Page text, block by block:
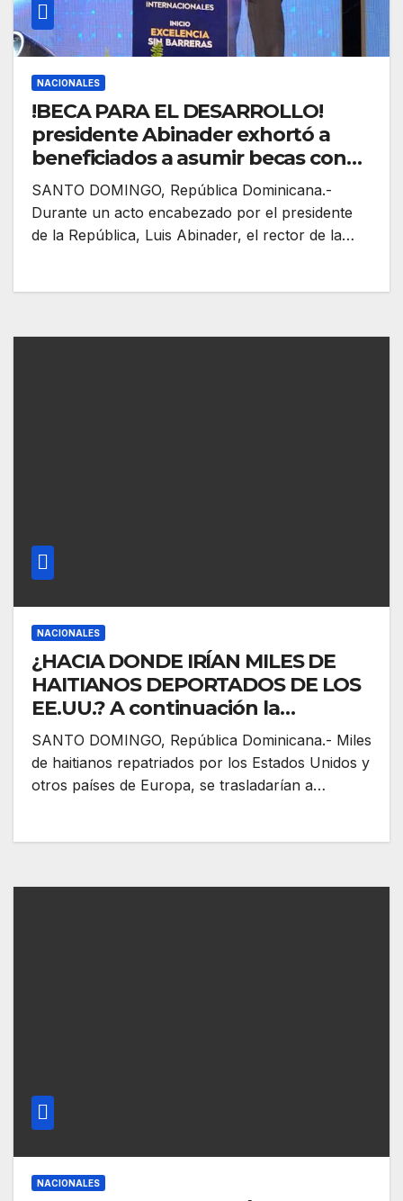
NACIONALES
!BECA PARA EL DESARROLLO!
presidente Abinader exhortó a
beneficiados a asumir becas con
responsabilidad y convertirse en
embajadores de dominicanidad en
centros académicos donde
SANTO DOMINGO, República Dominicana.-
Durante un acto encabezado por el presidente
de la República, Luis Abinader, el rector de la…
NACIONALES
¿HACIA DONDE IRÍAN MILES DE
HAITIANOS DEPORTADOS DE LOS
EE.UU.? A continuación la
respuesta
SANTO DOMINGO, República Dominicana.- Miles
de haitianos repatriados por los Estados Unidos y
otros países de Europa, se trasladarían a…
NACIONALES